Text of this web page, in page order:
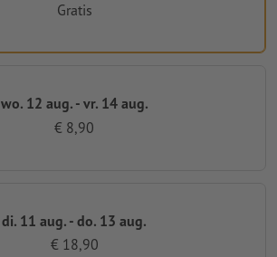
Gratis
wo. 12 aug. - vr. 14 aug.
€ 8,90
di. 11 aug. - do. 13 aug.
€ 18,90